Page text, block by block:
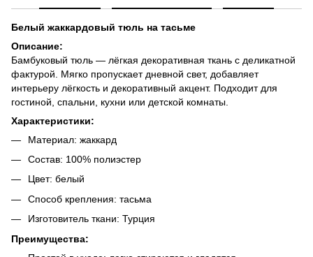
Белый жаккардовый тюль на тасьме
Описание:
Бамбуковый тюль — лёгкая декоративная ткань с деликатной
фактурой. Мягко пропускает дневной свет, добавляет
интерьеру лёгкость и декоративный акцент. Подходит для
гостиной, спальни, кухни или детской комнаты.
Характеристики:
Материал: жаккард
Состав: 100% полиэстер
Цвет: белый
Способ крепления: тасьма
Изготовитель ткани: Турция
Преимущества: